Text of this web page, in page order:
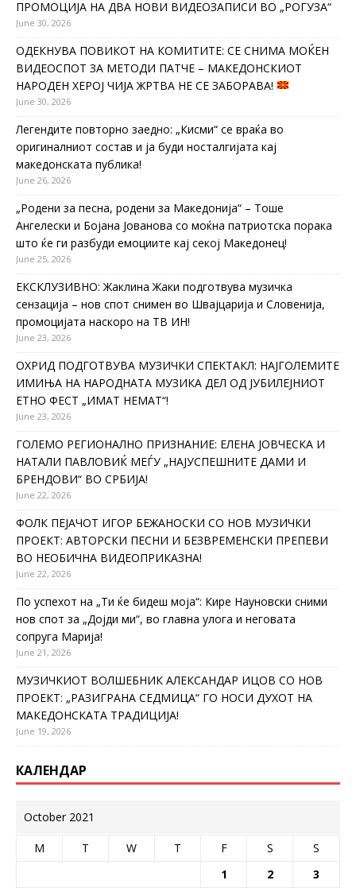
ПРОМОЦИЈА НА ДВА НОВИ ВИДЕОЗАПИСИ ВО „РОГУЗА“
June 30, 2026
ОДЕКНУВА ПОВИКОТ НА КОМИТИТЕ: СЕ СНИМА МОЌЕН
ВИДЕОСПОТ ЗА МЕТОДИ ПАТЧЕ – МАКЕДОНСКИОТ
НАРОДЕН ХЕРОЈ ЧИЈА ЖРТВА НЕ СЕ ЗАБОРАВА!
June 30, 2026
Легендите повторно заедно: „Кисми“ се враќа во
оригиналниот состав и ја буди носталгијата кај
македонската публика!
June 26, 2026
„Родени за песна, родени за Македонија“ – Тоше
Ангелески и Бојана Јованова со моќна патриотска порака
што ќе ги разбуди емоциите кај секој Македонец!
June 25, 2026
ЕКСКЛУЗИВНО: Жаклина Жаки подготвува музичка
сензација – нов спот снимен во Швајцарија и Словенија,
промоцијата наскоро на ТВ ИН!
June 23, 2026
ОХРИД ПОДГОТВУВА МУЗИЧКИ СПЕКТАКЛ: НАЈГОЛЕМИТЕ
ИМИЊА НА НАРОДНАТА МУЗИКА ДЕЛ ОД ЈУБИЛЕЈНИОТ
ЕТНО ФЕСТ „ИМАТ НЕМАТ“!
June 23, 2026
ГОЛЕМО РЕГИОНАЛНО ПРИЗНАНИЕ: ЕЛЕНА ЈОВЧЕСКА И
НАТАЛИ ПАВЛОВИЌ МЕЃУ „НАЈУСПЕШНИТЕ ДАМИ И
БРЕНДОВИ“ ВО СРБИЈА!
June 22, 2026
ФОЛК ПЕЈАЧОТ ИГОР БЕЖАНОСКИ СО НОВ МУЗИЧКИ
ПРОЕКТ: АВТОРСКИ ПЕСНИ И БЕЗВРЕМЕНСКИ ПРЕПЕВИ
ВО НЕОБИЧНА ВИДЕОПРИКАЗНА!
June 22, 2026
По успехот на „Ти ќе бидеш моја“: Кире Науновски сними
нов спот за „Дојди ми“, во главна улога и неговата
сопруга Марија!
June 21, 2026
МУЗИЧКИОТ ВОЛШЕБНИК АЛЕКСАНДАР ИЦОВ СО НОВ
ПРОЕКТ: „РАЗИГРАНА СЕДМИЦА“ ГО НОСИ ДУХОТ НА
МАКЕДОНСКАТА ТРАДИЦИЈА!
June 19, 2026
КАЛЕНДАР
October 2021
M T W T F S
S
1
2 3